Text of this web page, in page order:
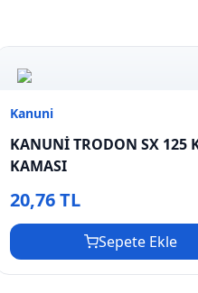
Kanuni
KANUNİ TRODON SX 125
KAMASI
20,76 TL
Sepete Ekle